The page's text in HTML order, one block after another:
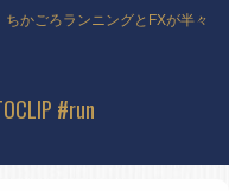
かごろランニングとFXが半々
#run